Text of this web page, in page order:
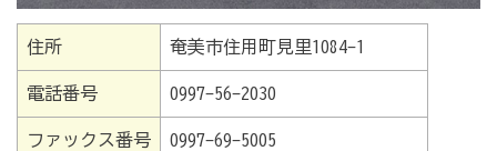
住所 奄美市住用町見里1084-1
電話番号 0997-56-2030
ファックス番号 0997-69-5005